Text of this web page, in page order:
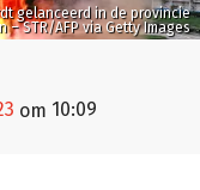
gelanceerd in de provincie
– STR/AFP via Getty Images
om 10:09